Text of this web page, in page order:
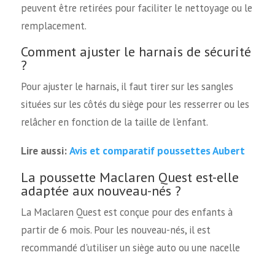
peuvent être retirées pour faciliter le nettoyage ou le
remplacement.
Comment ajuster le harnais de sécurité
?
Pour ajuster le harnais, il faut tirer sur les sangles
situées sur les côtés du siège pour les resserrer ou les
relâcher en fonction de la taille de l'enfant.
Lire aussi:Avis et comparatif poussettes Aubert
La poussette Maclaren Quest est-elle
adaptée aux nouveau-nés ?
La Maclaren Quest est conçue pour des enfants à
partir de 6 mois. Pour les nouveau-nés, il est
recommandé d'utiliser un siège auto ou une nacelle